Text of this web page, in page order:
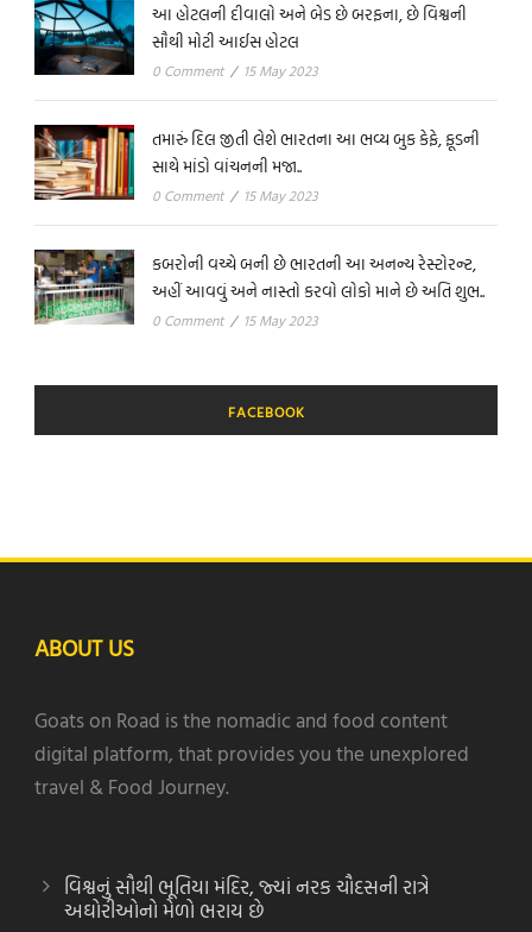
આ હોટલની દીવાલો અને બેડ છે બરફના, છે વિશ્વની
સૌથી મોટી આઈસ હોટલ
0 Comment / 15 May 2023
તમારું દિલ જીતી લેશે ભારતના આ ભવ્ય બુક કેફે, ફૂડની
સાથે માંડો વાંચનની મજા..
0 Comment / 15 May 2023
કબરોની વચ્ચે બની છે ભારતની આ અનન્ય રેસ્ટોરન્ટ,
અહીં આવવું અને નાસ્તો કરવો લોકો માને છે અતિ શુભ..
0 Comment / 15 May 2023
FACEBOOK
ABOUT US
Goats on Road is the nomadic and food content
digital platform, that provides you the unexplored
travel & Food Journey.
વિશ્વનું સૌથી ભૂતિયા મંદિર, જ્યાં નરક ચૌદસની રાત્રે
અઘોરીઓનો મેળો ભરાય છે